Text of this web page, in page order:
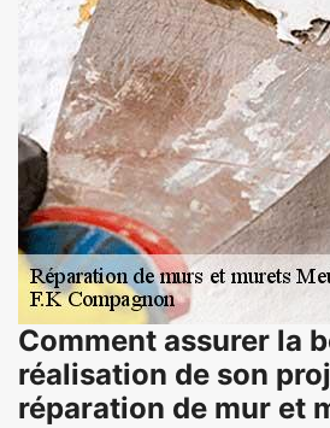
Comment assurer la
réalisation de son
réparation de mur et